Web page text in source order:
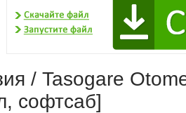
/ Tasogare
софтсаб]